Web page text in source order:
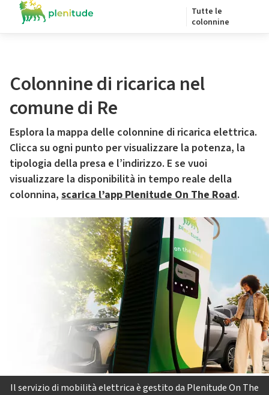
Tutte le
colonnine
Colonnine di ricarica nel
comune di Re
Esplora la mappa delle colonnine di ricarica elettrica.
Clicca su ogni punto per visualizzare la potenza, la
tipologia della presa e l’indirizzo. E se vuoi
visualizzare la disponibilità in tempo reale della
colonnina, scarica l’app Plenitude On The Road.
Il servizio di mobilità elettrica è gestito da Plenitude On The